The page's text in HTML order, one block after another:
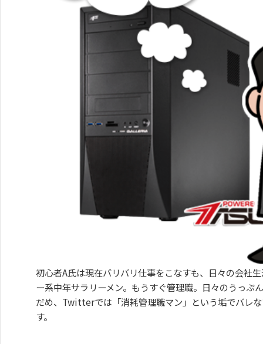
初心者A氏は現在バリバリ仕事をこなすも、日々の会社
ー系中年サラリーメン。もうすぐ管理職。日々のうっぷ
だめ、Twitterでは「消耗管理職マン」という垢でバレ
す。